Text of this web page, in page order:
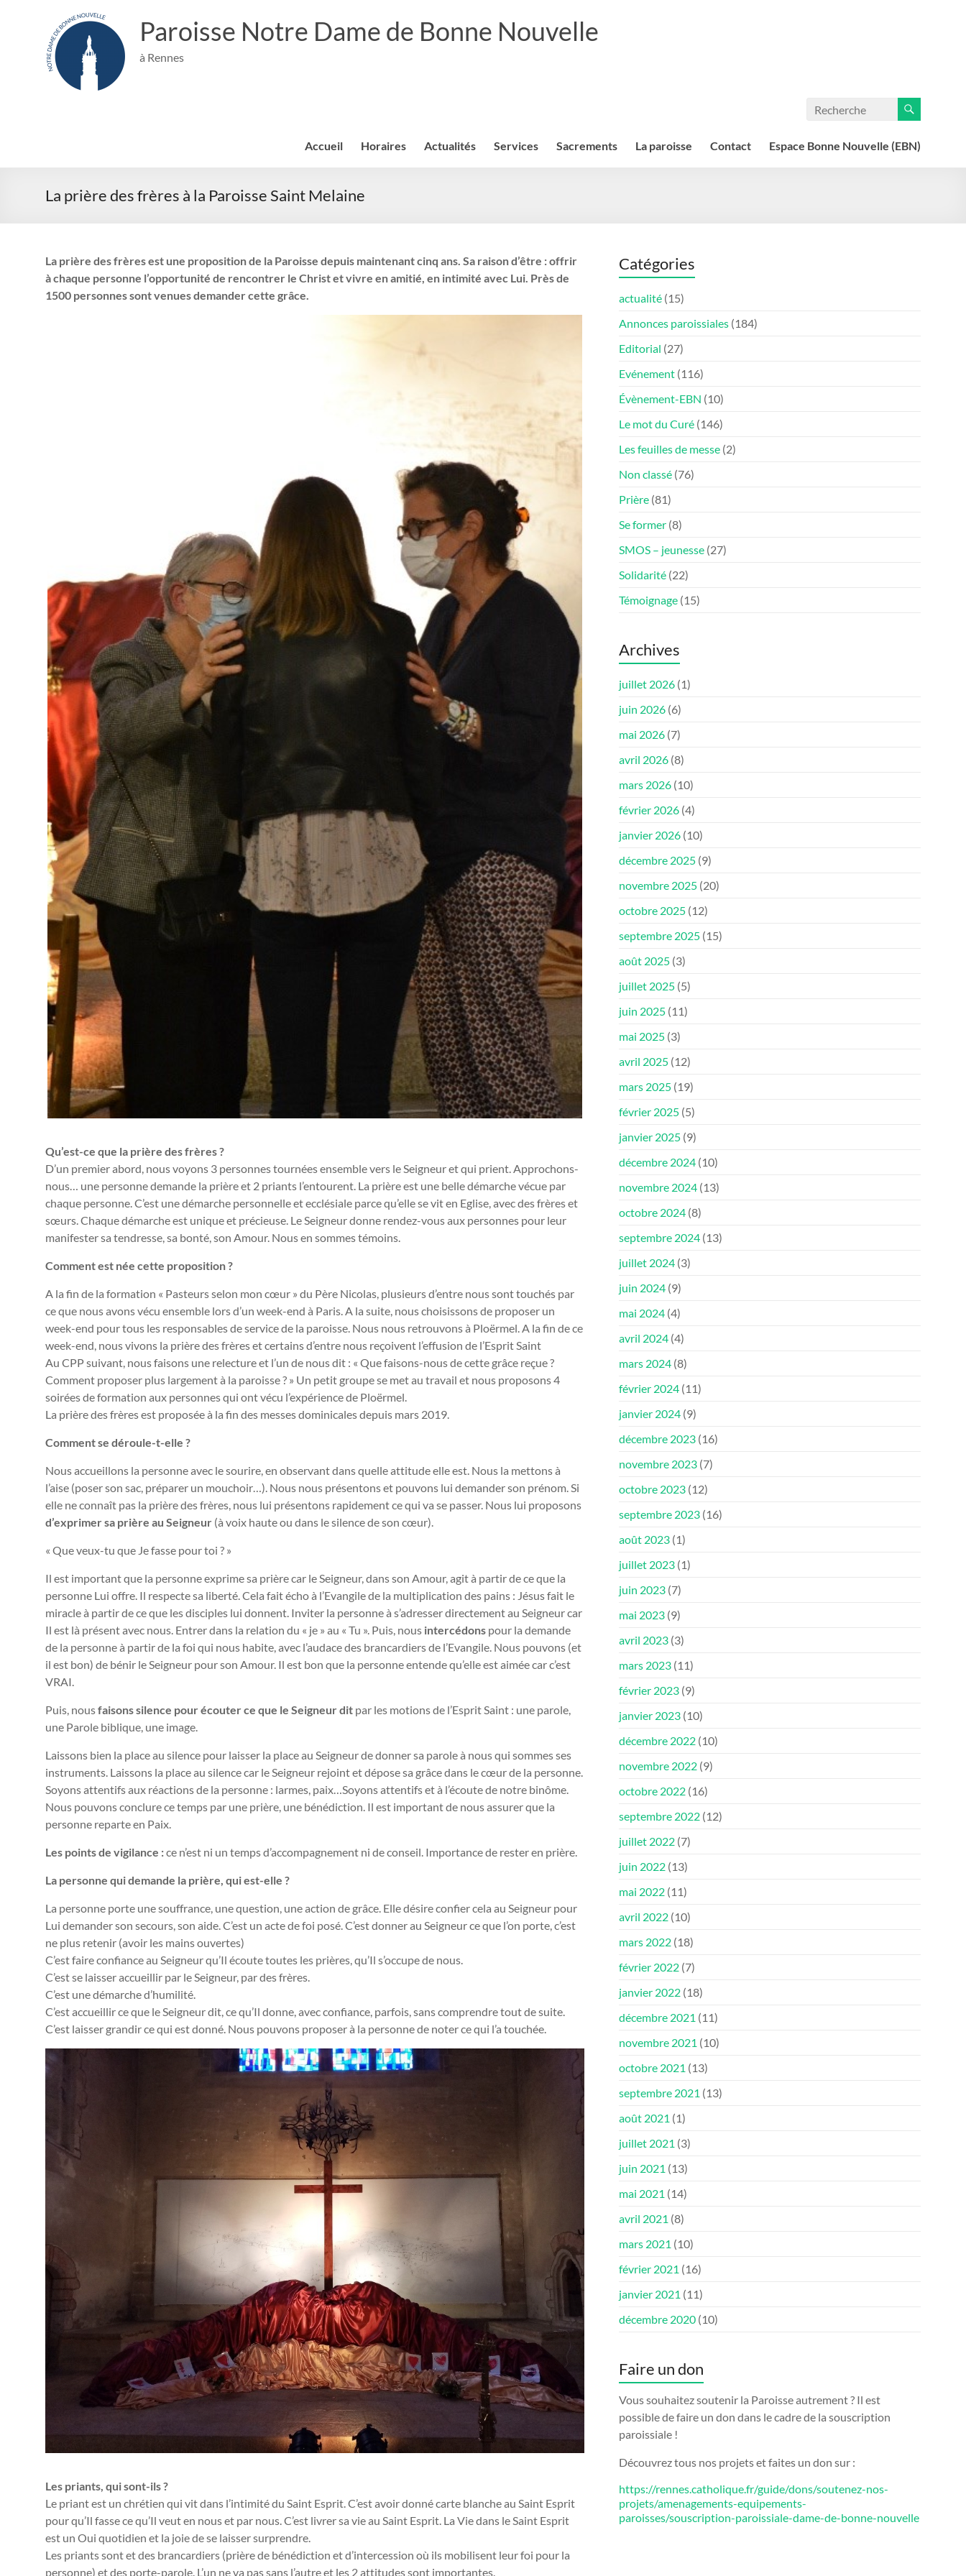
Paroisse Notre Dame de Bonne Nouvelle
à Rennes
Accueil Horaires Actualités Services Sacrements La paroisse Contact Espace Bonne Nouvelle (EBN)
La prière des frères à la Paroisse Saint Melaine
La prière des frères est une proposition de la Paroisse depuis maintenant cinq ans. Sa raison d’être : offrir
à chaque personne l’opportunité de rencontrer le Christ et vivre en amitié, en intimité avec Lui. Près de
1500 personnes sont venues demander cette grâce.
Qu’est-ce que la prière des frères ?
D’un premier abord, nous voyons 3 personnes tournées ensemble vers le Seigneur et qui prient. Approchons-
nous… une personne demande la prière et 2 priants l’entourent. La prière est une belle démarche vécue par
chaque personne. C’est une démarche personnelle et ecclésiale parce qu’elle se vit en Eglise, avec des frères et
sœurs. Chaque démarche est unique et précieuse. Le Seigneur donne rendez-vous aux personnes pour leur
manifester sa tendresse, sa bonté, son Amour. Nous en sommes témoins.
Comment est née cette proposition ?
A la fin de la formation « Pasteurs selon mon cœur » du Père Nicolas, plusieurs d’entre nous sont touchés par
ce que nous avons vécu ensemble lors d’un week-end à Paris. A la suite, nous choisissons de proposer un
week-end pour tous les responsables de service de la paroisse. Nous nous retrouvons à Ploërmel. A la fin de ce
week-end, nous vivons la prière des frères et certains d’entre nous reçoivent l’effusion de l’Esprit Saint
Au CPP suivant, nous faisons une relecture et l’un de nous dit : « Que faisons-nous de cette grâce reçue ?
Comment proposer plus largement à la paroisse ? » Un petit groupe se met au travail et nous proposons 4
soirées de formation aux personnes qui ont vécu l’expérience de Ploërmel.
La prière des frères est proposée à la fin des messes dominicales depuis mars 2019.
Comment se déroule-t-elle ?
Nous accueillons la personne avec le sourire, en observant dans quelle attitude elle est. Nous la mettons à
l’aise (poser son sac, préparer un mouchoir…). Nous nous présentons et pouvons lui demander son prénom. Si
elle ne connaît pas la prière des frères, nous lui présentons rapidement ce qui va se passer. Nous lui proposons
d’exprimer sa prière au Seigneur (à voix haute ou dans le silence de son cœur).
« Que veux-tu que Je fasse pour toi ? »
Il est important que la personne exprime sa prière car le Seigneur, dans son Amour, agit à partir de ce que la
personne Lui offre. Il respecte sa liberté. Cela fait écho à l’Evangile de la multiplication des pains : Jésus fait le
miracle à partir de ce que les disciples lui donnent. Inviter la personne à s’adresser directement au Seigneur car
Il est là présent avec nous. Entrer dans la relation du « je » au « Tu ». Puis, nous intercédons pour la demande
de la personne à partir de la foi qui nous habite, avec l’audace des brancardiers de l’Evangile. Nous pouvons (et
il est bon) de bénir le Seigneur pour son Amour. Il est bon que la personne entende qu’elle est aimée car c’est
VRAI.
Puis, nousfaisons silence pour écouter ce que le Seigneur dit par les motions de l’Esprit Saint : une parole,
une Parole biblique, une image.
Laissons bien la place au silence pour laisser la place au Seigneur de donner sa parole à nous qui sommes ses
instruments. Laissons la place au silence car le Seigneur rejoint et dépose sa grâce dans le cœur de la personne.
Soyons attentifs aux réactions de la personne : larmes, paix…Soyons attentifs et à l’écoute de notre binôme.
Nous pouvons conclure ce temps par une prière, une bénédiction. Il est important de nous assurer que la
personne reparte en Paix.
Les points de vigilance :ce n’est ni un temps d’accompagnement ni de conseil. Importance de rester en prière.
La personne qui demande la prière, qui est-elle ?
La personne porte une souffrance, une question, une action de grâce. Elle désire confier cela au Seigneur pour
Lui demander son secours, son aide. C’est un acte de foi posé. C’est donner au Seigneur ce que l’on porte, c’est
ne plus retenir (avoir les mains ouvertes)
C’est faire confiance au Seigneur qu’Il écoute toutes les prières, qu’Il s’occupe de nous.
C’est se laisser accueillir par le Seigneur, par des frères.
C’est une démarche d’humilité.
C’est accueillir ce que le Seigneur dit, ce qu’Il donne, avec confiance, parfois, sans comprendre tout de suite.
C’est laisser grandir ce qui est donné. Nous pouvons proposer à la personne de noter ce qui l’a touchée.
Les priants, qui sont-ils ?
Le priant est un chrétien qui vit dans l’intimité du Saint Esprit. C’est avoir donné carte blanche au Saint Esprit
pour qu’Il fasse ce qu’Il veut en nous et par nous. C’est livrer sa vie au Saint Esprit. La Vie dans le Saint Esprit
est un Oui quotidien et la joie de se laisser surprendre.
Les priants sont et des brancardiers (prière de bénédiction et d’intercession où ils mobilisent leur foi pour la
personne) et des porte-parole. L’un ne va pas sans l’autre et les 2 attitudes sont importantes.
Catégories
actualité (15)
Annonces paroissiales (184)
Editorial (27)
Evénement (116)
Évènement-EBN (10)
Le mot du Curé (146)
Les feuilles de messe (2)
Non classé (76)
Prière (81)
Se former (8)
SMOS – jeunesse (27)
Solidarité (22)
Témoignage (15)
Archives
juillet 2026 (1)
juin 2026 (6)
mai 2026 (7)
avril 2026 (8)
mars 2026 (10)
février 2026 (4)
janvier 2026 (10)
décembre 2025 (9)
novembre 2025 (20)
octobre 2025 (12)
septembre 2025 (15)
août 2025 (3)
juillet 2025 (5)
juin 2025 (11)
mai 2025 (3)
avril 2025 (12)
mars 2025 (19)
février 2025 (5)
janvier 2025 (9)
décembre 2024 (10)
novembre 2024 (13)
octobre 2024 (8)
septembre 2024 (13)
juillet 2024 (3)
juin 2024 (9)
mai 2024 (4)
avril 2024 (4)
mars 2024 (8)
février 2024 (11)
janvier 2024 (9)
décembre 2023 (16)
novembre 2023 (7)
octobre 2023 (12)
septembre 2023 (16)
août 2023 (1)
juillet 2023 (1)
juin 2023 (7)
mai 2023 (9)
avril 2023 (3)
mars 2023 (11)
février 2023 (9)
janvier 2023 (10)
décembre 2022 (10)
novembre 2022 (9)
octobre 2022 (16)
septembre 2022 (12)
juillet 2022 (7)
juin 2022 (13)
mai 2022 (11)
avril 2022 (10)
mars 2022 (18)
février 2022 (7)
janvier 2022 (18)
décembre 2021 (11)
novembre 2021 (10)
octobre 2021 (13)
septembre 2021 (13)
août 2021 (1)
juillet 2021 (3)
juin 2021 (13)
mai 2021 (14)
avril 2021 (8)
mars 2021 (10)
février 2021 (16)
janvier 2021 (11)
décembre 2020 (10)
Faire un don
Vous souhaitez soutenir la Paroisse autrement ? Il est
possible de faire un don dans le cadre de la souscription
paroissiale !
Découvrez tous nos projets et faites un don sur :
https://rennes.catholique.fr/guide/dons/soutenez-nos-
projets/amenagements-equipements-
paroisses/souscription-paroissiale-dame-de-bonne-nouvelle